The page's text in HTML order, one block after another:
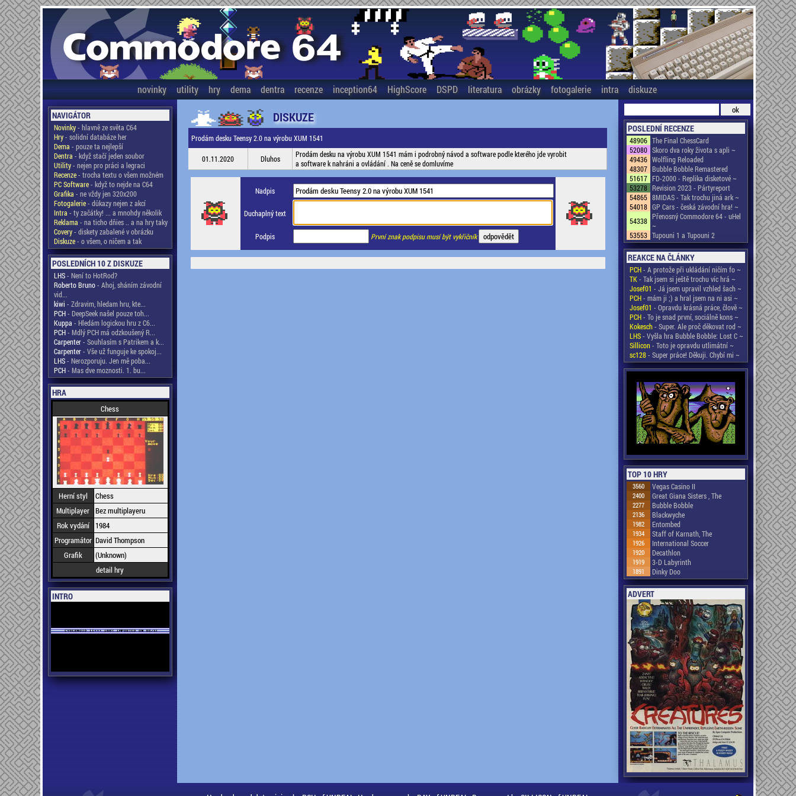
novinky utility hry dema dentra recenze inception64 HighScore DSPD literatura obrázky fotogalerie intra diskuze
NAVIGÁTOR
Novinky- hlavně ze světa C64
Hry- solidní databáze her
Dema - pouze ta nejlepší
Dentra - když stačí jeden soubor
Utility- nejen pro práci a legraci
Recenze- trocha textu o všem možném
PC Software- když to nejde na C64
Grafika - ne vždy jen 320x200
Fotogalerie- důkazy nejen z akcí
Intra - ty začátky! ... a mnohdy několik
Reklama - na ticho dňies .. a na hry taky
Covery- diskety zabalené v obrázku
Diskuze- o všem, o ničem a tak
POSLEDNÍCH 10 Z DISKUZE
LHS- Není to HotRod?
Roberto Bruno- Ahoj, sháním závodní
vid...
kiwi - Zdravim, hledam hru, kte...
PCH- DeepSeek našel pouze toh...
Kuppa - Hledám logickou hru z C6...
PCH- Mdlý PCH má odzkoušený R...
Carpenter- Souhlasím s Patrikem a k...
Carpenter- Vše už funguje ke spokoj...
LHS- Nerozporuju. Jen mě poba...
PCH- Mas dve moznosti. 1. bu...
HRA
Chess
Herní styl
Chess
Multiplayer Bez multiplayeru
Rok vydání
1984
Programátor David Thompson
Grafik
(Unknown)
detail hry
INTRO
DISKUZE
Prodám desku Teensy 2.0 na výrobu XUM 1541
01.11.2020 Dluhos
Prodám desku na výrobu XUM 1541 mám i podrobný návod a software podle kterého jde vyrobit
a software k nahráni a ovládání . Na ceně se domluvíme
Nadpis
Duchaplný text
Podpis První znak podpisu musí být vykřičník
POSLEDNÍ RECENZE
48906 The Final ChessCard
52080 Skoro dva roky života s apli ~
49436 Wolfling Reloaded
48307 Bubble Bobble Remastered
51617 FD-2000 - Replika disketové ~
53278 Revision 2023 - Pártyreport
54865 8MIDAS - Tak trochu jiná ark ~
54018 GP Cars - česká závodní hra! ~
54338 Přenosný Commodore 64 - uHel
~
53553 Tupouni 1 a Tupouni 2
REAKCE NA ČLÁNKY
PCH- A protože při ukládání ničím fo ~
TK- Tak jsem si ještě trochu víc hrá ~
Josef01 - Já jsem upravil vzhled šach ~
PCH- mám ji ;) a hral jsem na ni asi ~
Josef01 - Opravdu krásná práce, člově ~
PCH- To je snad první, sociálně kons ~
Kokesch- Super. Ale proč děkovat rod ~
LHS- Vyšla hra Bubble Bobble: Lost C ~
Sillicon- Toto je opravdu utlimátní ~
sc128- Super práce! Děkuji. Chybí mi ~
TOP 10 HRY
3560 Vegas Casino II
2400 Great Giana Sisters , The
2277 Bubble Bobble
2136 Blackwyche
1982 Entombed
1934 Staff of Karnath, The
1926 International Soccer
1920 Decathlon
1919 3-D Labyrinth
1891 Dinky Doo
ADVERT